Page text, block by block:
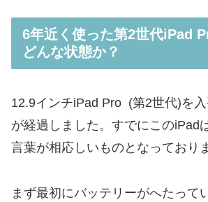
6年近く使った第2世代iPad
どんな状態か？
12.9インチiPad Pro (第2世代)を
が経過しました。すでにこのiPad
言葉が相応しいものとなっており
まず最初にバッテリーがへたって